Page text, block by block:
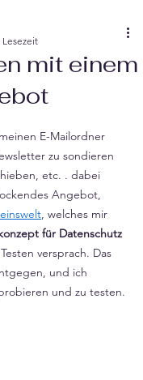
mit einem
bewertet.
E-Mailordner
zu sondieren
etc. . dabei
Angebot,
, welches mir
für Datenschutz
versprach. Das
und ich
und zu testen.